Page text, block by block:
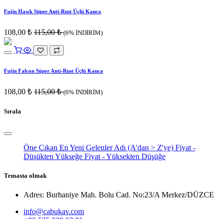
Fujin Hawk Süper Anti-Rust Üçlü Kanca
108,00 ₺ 115,00₺ (6% İNDİRİM)
Fujin Falcon Süper Anti-Rust Üçlü Kanca
108,00 ₺ 115,00₺ (6% İNDİRİM)
Sırala
Öne Çıkan En Yeni Gelenler Adı (A'dan > Z'ye) Fiyat -
Düşükten Yükseğe Fiyat - Yüksekten Düşüğe
Temasta olmak
Adres: Burhaniye Mah. Bolu Cad. No:23/A Merkez/DÜZCE
info@cabukav.com